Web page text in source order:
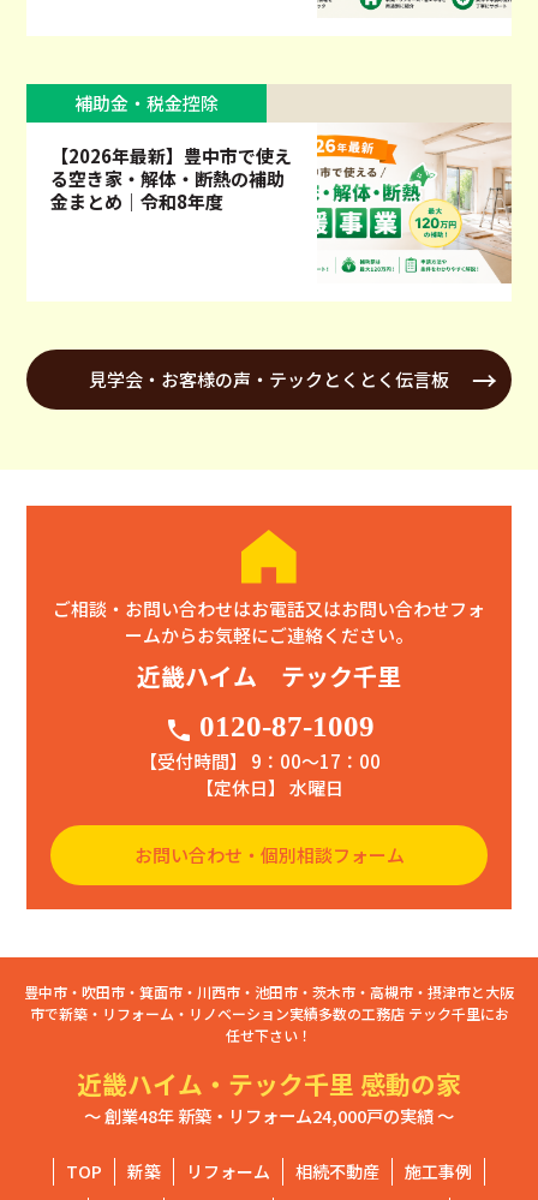
補助金・税金控除
【2026年最新】豊中市で使え
る空き家・解体・断熱の補助
金まとめ｜令和8年度
見学会・お客様の声・テックとくとく伝言板
ご相談・お問い合わせはお電話又はお問い合わせフォ
ームからお気軽にご連絡ください。
近畿ハイム テック千里
phone 0120-87-1009
【受付時間】 9：00〜17：00
【定休日】 水曜日
お問い合わせ・個別相談フォーム
豊中市・吹田市・箕面市・川西市・池田市・茨木市・高槻市・摂津市と大阪
市で新築・リフォーム・リノベーション実績多数の工務店 テック千里にお
任せ下さい！
近畿ハイム・テック千里 感動の家
～ 創業48年 新築・リフォーム24,000戸の実績 ～
TOP 新築 リフォーム 相続不動産
施工事例